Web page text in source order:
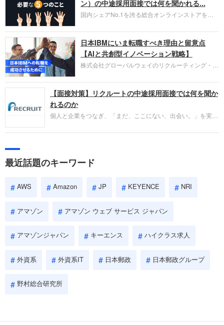
HubSpot Japan（ハブスポット・ジャパン）株式会
社です。採用面接対策の企業研究にご活用くださ
い。
ン）の中途採用面接では何を聞かれる...
国内シェアNo.1を誇る総合オンラインストアを運
圧倒的な存在感を持つAmazon。中途採用面接では
過去の具体的な業務成果やリーダーシップの発揮、
失敗からの学びが重視され、人間性やカルチャーフ
ィットも評価対象となり、長期的に成長できる仲間
であるかを多角的に審査されます。
日本IBMにいま転職すべき理由と留意点
【AIと共創型イノベーション戦略】
株式会社グローバルウェイのリクルーティング・パ
パーソンが利用する企業口コミサイト「キャリコ
ネ」の転職エージェントがお勧めするイチオシ企業
IBMです。採用面接対策の企業研究にご活用くださ
い。
【面接対策】リクルートの中途採用面接では何を聞か
れるのか
個人と企業をつなぎ、「まだ、ここにない、出会い。」を実現
やこれまでの成果を具体的に問われるほか、「人間性」も評価
しょう。
最近話題のキーワード
AWS Amazon JP KEYENCE NRI
アマゾン アマゾン ウェブ サービス ジャパン
アマゾンジャパン キーエンス ハイクラス求人
外資系 外資系IT 日本郵政 日本郵政グループ
野村総合研究所